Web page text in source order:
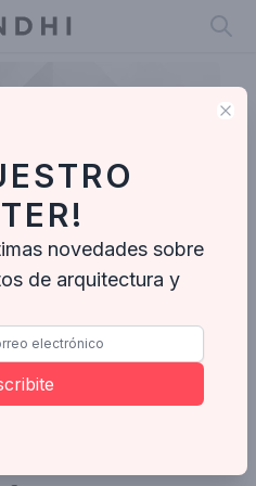
del Valle
novedades sobre
de arquitectura y